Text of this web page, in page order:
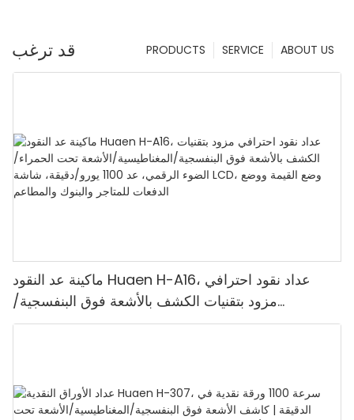
قد ترغب ABOUT US
SERVICE
PRODUCTS
ماكينة عد النقود Huaen H-A16، عداد نقود احترافي
مزود بتقنيات الكشف بالأشعة فوق البنفسجية/
المغناطيسية/الأشعة تحت الحمراء/الضوء الرقمي، عد